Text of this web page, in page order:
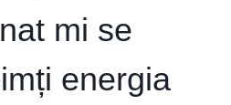
mi se
energia